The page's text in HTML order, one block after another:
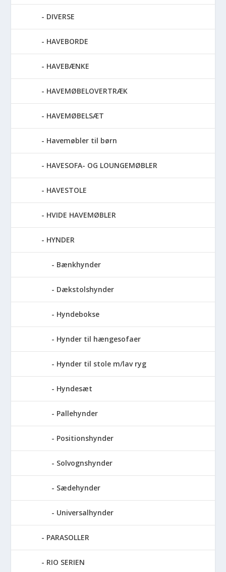
DIVERSE
HAVEBORDE
HAVEBÆNKE
HAVEMØBELOVERTRÆK
HAVEMØBELSÆT
Havemøbler til børn
HAVESOFA- OG LOUNGEMØBLER
HAVESTOLE
HVIDE HAVEMØBLER
HYNDER
Bænkhynder
Dækstolshynder
Hyndebokse
Hynder til hængesofaer
Hynder til stole m/lav ryg
Hyndesæt
Pallehynder
Positionshynder
Solvognshynder
Sædehynder
Universalhynder
PARASOLLER
RIO SERIEN